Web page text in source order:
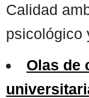
Calidad
psicológico
Olas de